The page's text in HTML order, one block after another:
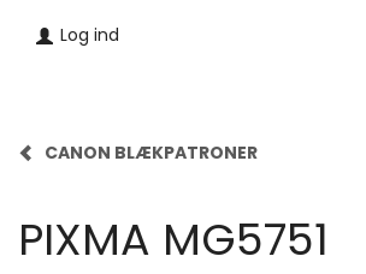
Log ind
CANON BLÆKPATRONER
PIXMA MG5751